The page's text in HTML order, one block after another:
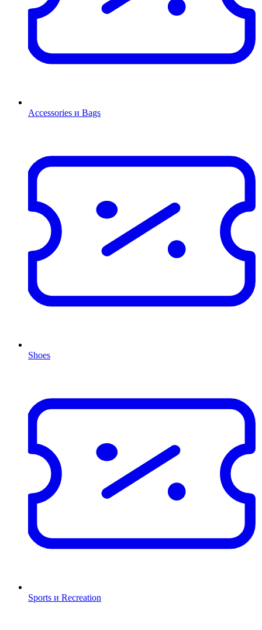
Accessories и Bags
Shoes
Sports и Recreation